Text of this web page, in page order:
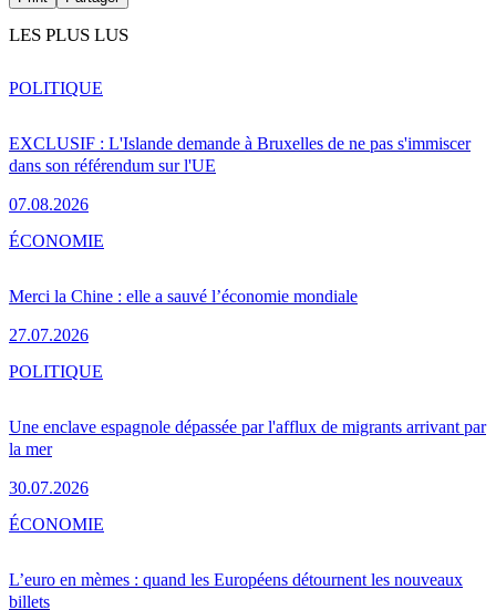
LES PLUS LUS
EXCLUSIF : L'Islande demande à Bruxelles de ne pas s'immiscer
dans son référendum sur l'UE
07.08.2026
POLITIQUE
Merci la Chine : elle a sauvé l’économie mondiale
27.07.2026
ÉCONOMIE
Une enclave espagnole dépassée par l'afflux de migrants arrivant par
la mer
30.07.2026
POLITIQUE
L’euro en mèmes : quand les Européens détournent les nouveaux
billets
ÉCONOMIE